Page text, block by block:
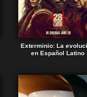
Exterminio: La
en Español Latino